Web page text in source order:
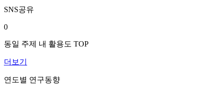
SNS공유
0
동일 주제 내 활용도 TOP
더보기
연도별 연구동향